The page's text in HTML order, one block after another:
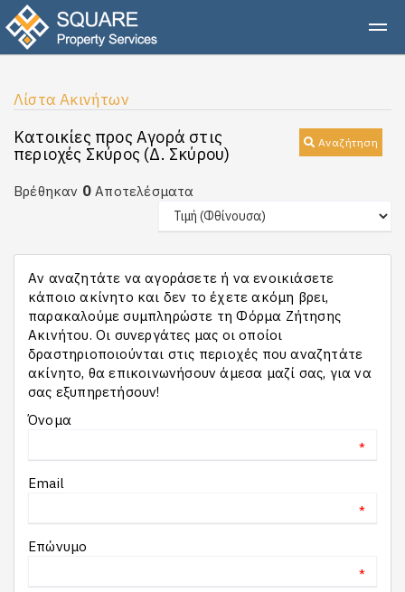
Λίστα Ακινήτων
Αναζήτηση
Κατοικίες προς Αγορά στις
περιοχές Σκύρος (Δ. Σκύρου)
Βρέθηκαν 0 Αποτελέσματα
Αν αναζητάτε να αγοράσετε ή να ενοικιάσετε
κάποιο ακίνητο και δεν το έχετε ακόμη βρει,
παρακαλούμε συμπληρώστε τη Φόρμα Ζήτησης
Ακινήτου. Οι συνεργάτες μας οι οποίοι
δραστηριοποιούνται στις περιοχές που αναζητάτε
ακίνητο, θα επικοινωνήσουν άμεσα μαζί σας, για να
σας εξυπηρετήσουν!
Όνομα
*
Email
*
Επώνυμο
*